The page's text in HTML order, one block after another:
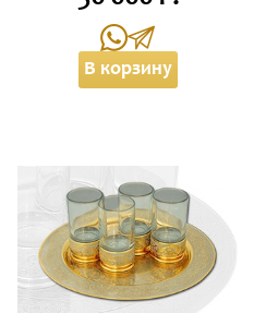
В корзину